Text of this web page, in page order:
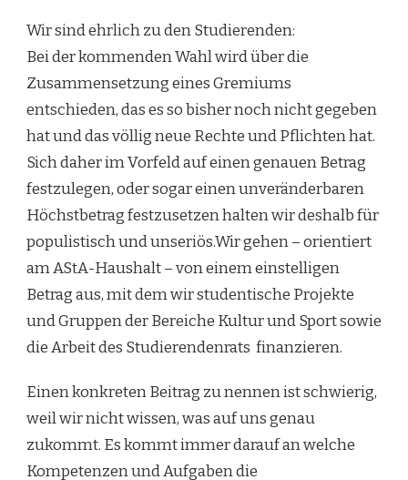
Wir sind ehrlich zu den Studierenden:
Bei der kommenden Wahl wird über die
Zusammensetzung eines Gremiums
entschieden, das es so bisher noch nicht gegeben
hat und das völlig neue Rechte und Pflichten hat.
Sich daher im Vorfeld auf einen genauen Betrag
festzulegen, oder sogar einen unveränderbaren
Höchstbetrag festzusetzen halten wir deshalb für
populistisch und unseriös.Wir gehen – orientiert
am AStA-Haushalt – von einem einstelligen
Betrag aus, mit dem wir studentische Projekte
und Gruppen der Bereiche Kultur und Sport sowie
die Arbeit des Studierendenrats finanzieren.
Einen konkreten Beitrag zu nennen ist schwierig,
weil wir nicht wissen, was auf uns genau
zukommt. Es kommt immer darauf an welche
Kompetenzen und Aufgaben die